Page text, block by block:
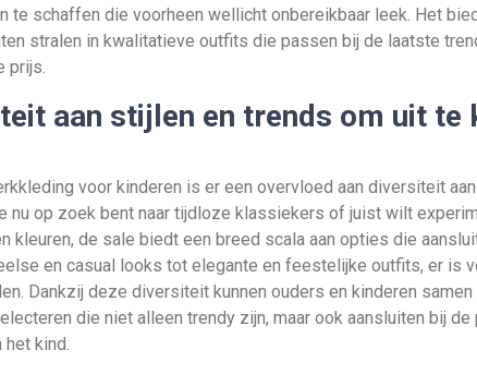
te schaffen die voorheen wellicht onbereikbaar leek. Het
stralen in kwalitatieve outfits die passen bij de laatste
prijs.
aan stijlen en trends om uit te
voor kinderen is er een overvloed aan diversiteit
nu op zoek bent naar tijdloze klassiekers of juist wilt
kleuren, de sale biedt een breed scala aan opties die
en casual looks tot elegante en feestelijke outfits, er is
Dankzij deze diversiteit kunnen ouders en kinderen
die niet alleen trendy zijn, maar ook aansluiten bij de
het kind.